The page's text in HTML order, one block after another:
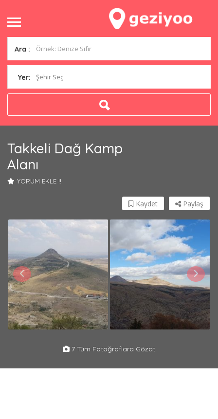
Ara :
Yer: Şehir Seç
Takkeli Dağ Kamp
Alanı
YORUM EKLE !!
Paylaş
Kaydet
7 Tüm Fotoğraflara Gözat